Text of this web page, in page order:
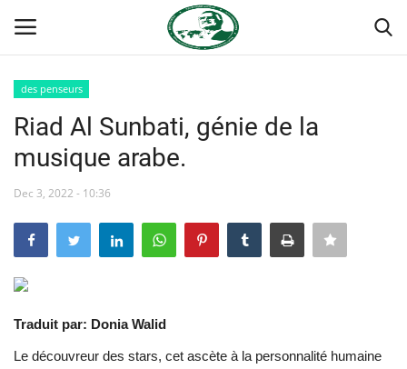
Accueil
Contact
Héritage de Gamal Abdel Nasser
des penseurs
Riad Al Sunbati, génie de la
musique arabe.
Dec 3, 2022 - 10:36
Traduit par: Donia Walid
Le découvreur des stars, cet ascète à la personnalité humaine